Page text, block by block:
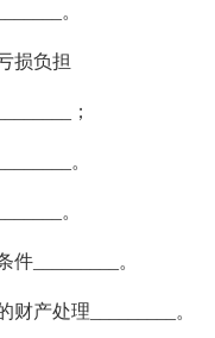
。
损负担
；
。
。
_________。
产处理_________。